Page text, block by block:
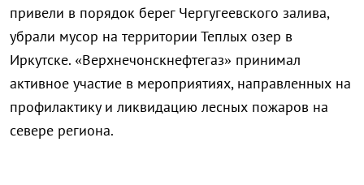
привели в порядок берег Чергугеевского залива,
убрали мусор на территории Теплых озер в
Иркутске. «Верхнечонскнефтегаз» принимал
активное участие в мероприятиях, направленных на
профилактику и ликвидацию лесных пожаров на
севере региона.